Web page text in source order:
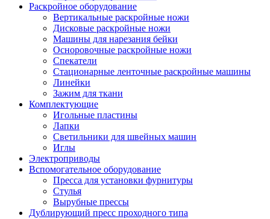
Раскройное оборудование
Вертикальные раскройные ножи
Дисковые раскройные ножи
Машины для нарезания бейки
Осноровочные раскройные ножи
Спекатели
Стационарные ленточные раскройные машины
Линейки
Зажим для ткани
Комплектующие
Игольные пластины
Лапки
Светильники для швейных машин
Иглы
Электроприводы
Вспомогательное оборудование
Пресса для установки фурнитуры
Стулья
Вырубные прессы
Дублирующий пресс проходного типа